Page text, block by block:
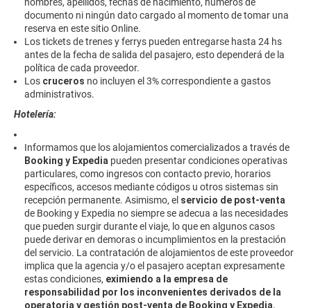
documento ni ningún dato cargado al momento de tomar una
reserva en este sitio Online.
Los tickets de trenes y ferrys pueden entregarse hasta 24 hs
antes de la fecha de salida del pasajero, esto dependerá de la
política de cada proveedor.
Los cruceros no incluyen el 3% correspondiente a gastos
administrativos.
Hotelería:
Informamos que los alojamientos comercializados a través de
Booking y Expedia pueden presentar condiciones operativas
particulares, como ingresos con contacto previo, horarios
específicos, accesos mediante códigos u otros sistemas sin
recepción permanente. Asimismo, el servicio de post-venta
de Booking y Expedia no siempre se adecua a las necesidades
que pueden surgir durante el viaje, lo que en algunos casos
puede derivar en demoras o incumplimientos en la prestación
del servicio. La contratación de alojamientos de este proveedor
implica que la agencia y/o el pasajero aceptan expresamente
estas condiciones, eximiendo a la empresa de
responsabilidad por los inconvenientes derivados de la
operatoria y gestión post-venta de Booking y Expedia.